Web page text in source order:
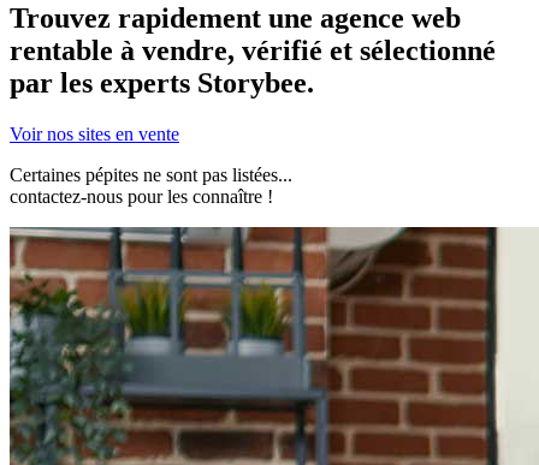
Trouvez rapidement une agence web
rentable à vendre, vérifié et sélectionné
par les experts Storybee.
Voir nos sites en vente
Certaines pépites ne sont pas listées...
contactez-nous pour les connaître !